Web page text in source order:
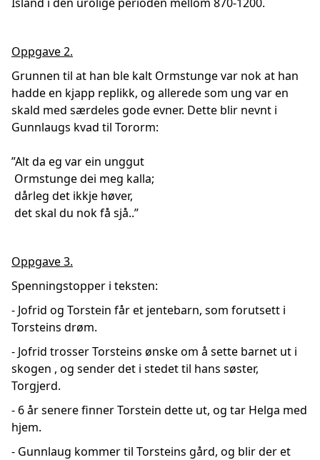
Oppgave 2.
Grunnen til at han ble kalt Ormstunge var nok at han
hadde en kjapp replikk, og allerede som ung var en
skald med særdeles gode evner. Dette blir nevnt i
Gunnlaugs kvad til Tororm:
”Alt da eg var ein unggut
Ormstunge dei meg kalla;
dårleg det ikkje høver,
det skal du nok få sjå..”
Oppgave 3.
Spenningstopper i teksten:
- Jofrid og Torstein får et jentebarn, som forutsett i
Torsteins drøm.
- Jofrid trosser Torsteins ønske om å sette barnet ut i
skogen , og sender det i stedet til hans søster,
Torgjerd.
- 6 år senere finner Torstein dette ut, og tar Helga med
hjem.
- Gunnlaug kommer til Torsteins gård, og blir der et